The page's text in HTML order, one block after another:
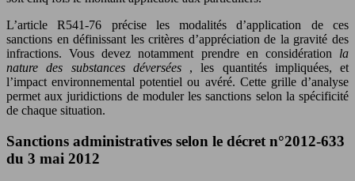
L’article R541-76 précise les modalités d’application de ces
sanctions en définissant les critères d’appréciation de la gravité des
infractions. Vous devez notamment prendre en considération la
nature des substances déversées , les quantités impliquées, et
l’impact environnemental potentiel ou avéré. Cette grille d’analyse
permet aux juridictions de moduler les sanctions selon la spécificité
de chaque situation.
Sanctions administratives selon le décret n°2012-633
du 3 mai 2012